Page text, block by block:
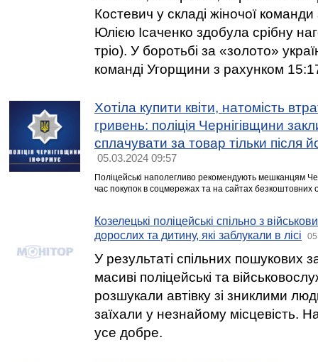
Костевич у складі жіночої
Юлією Ісаченко здобула срібну
тріо). У боротьбі за «золото»
команді Угорщини з рахунком
Хотіла купити квіти, натомість
гривень: поліція Чернігівщини
сплачувати за товар тільки після
05.03.2024 09:57
Поліцейські наполегливо рекомендують мешканцям
час покупок в соцмережах та на сайтах безкоштовних
Козелецькі поліцейські спільно з
дорослих та дитину, які заблукали в лісі
У результаті спільних пошукових
масиві поліцейські та
розшукали автівку зі зниклими
заїхали у незнайому місцевість.
усе добре.